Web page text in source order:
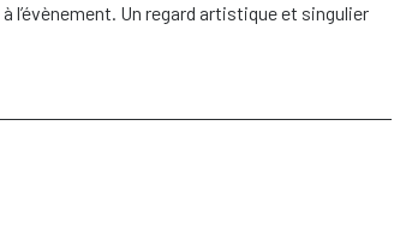
l’évènement. Un regard artistique et singulier